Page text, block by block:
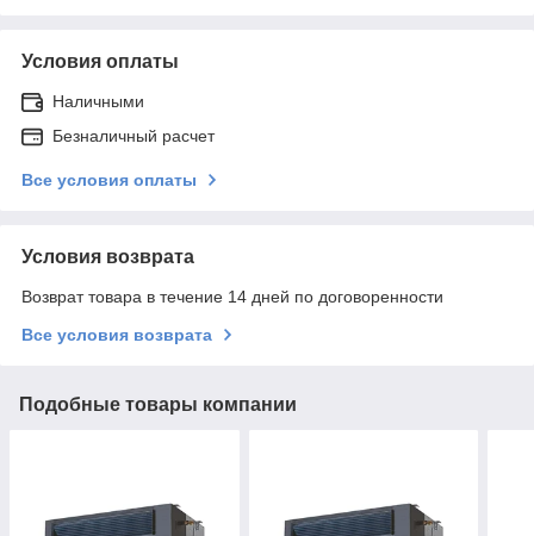
Условия оплаты
Наличными
Безналичный расчет
Все условия оплаты
Условия возврата
Возврат товара в течение 14 дней по договоренности
Все условия возврата
Подобные товары компании